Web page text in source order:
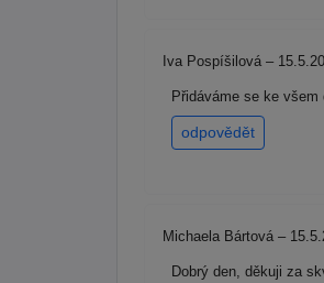
Iva Pospíšilová –
Přidáváme se ke
odpovědět
Michaela Bártová –
Dobrý den, děkuji za